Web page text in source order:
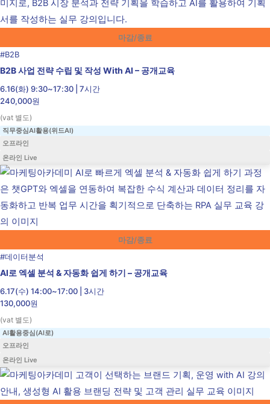
마감/종료
#B2B
B2B 사업 전략 수립 및 작성 With AI – 공개교육
6.16(화) 9:30~17:30 | 7시간
240,000원
(vat 별도)
직무중심AI활용(위드AI)
오프라인
온라인 Live
마감/종료
#데이터분석
AI로 엑셀 분석 & 자동화 쉽게 하기 – 공개교육
6.17(수) 14:00~17:00 | 3시간
130,000원
(vat 별도)
AI활용중심(AI로)
오프라인
온라인 Live